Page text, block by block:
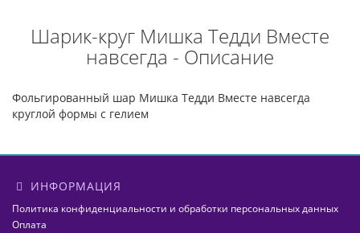
Шарик-круг Мишка Тедди Вместе
навсегда - Описание
Фольгированный шар Мишка Тедди Вместе навсегда
круглой формы с гелием
ИНФОРМАЦИЯ
Политика конфиденциальности и обработки персональных данных
Оплата